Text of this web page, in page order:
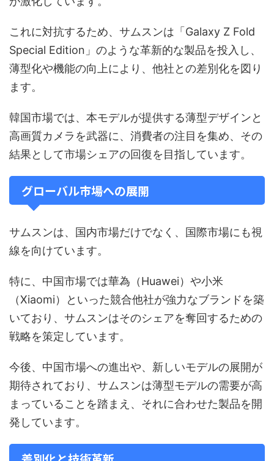
これに対抗するため、サムスンは「Galaxy Z Fold
Special Edition」のような革新的な製品を投入し、
薄型化や機能の向上により、他社との差別化を図り
ます。
韓国市場では、本モデルが提供する薄型デザインと
高画質カメラを武器に、消費者の注目を集め、その
結果として市場シェアの回復を目指しています。
グローバル市場への展開
サムスンは、国内市場だけでなく、国際市場にも視
線を向けています。
特に、中国市場では華為（Huawei）や小米
（Xiaomi）といった競合他社が強力なブランドを築
いており、サムスンはそのシェアを奪回するための
戦略を策定しています。
今後、中国市場への進出や、新しいモデルの展開が
期待されており、サムスンは薄型モデルの需要が高
まっていることを踏まえ、それに合わせた製品を開
発しています。